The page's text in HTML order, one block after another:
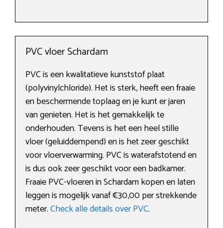
PVC vloer Schardam
PVC is een kwalitatieve kunststof plaat
(polyvinylchloride). Het is sterk, heeft een fraaie
en beschermende toplaag en je kunt er jaren
van genieten. Het is het gemakkelijk te
onderhouden. Tevens is het een heel stille
vloer (geluiddempend) en is het zeer geschikt
voor vloerverwarming. PVC is waterafstotend en
is dus ook zeer geschikt voor een badkamer.
Fraaie PVC-vloeren in Schardam kopen en laten
leggen is mogelijk vanaf €30,00 per strekkende
meter.Check alle details over PVC.